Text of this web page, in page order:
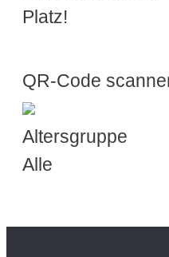
Platz!
QR-Code
Altersgruppe
Alle